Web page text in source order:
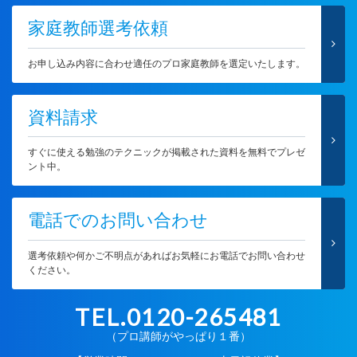
家庭教師選考依頼
お申し込み内容に合わせ適任のプロ家庭教師を選定いたします。
資料請求
すぐに使える勉強のテクニックが掲載された資料を無料でプレゼ
ント中。
電話でのお問い合わせ
選考依頼や何かご不明点があればお気軽にお電話でお問い合わせ
ください。
TEL.0120-265481
（プロ講師がやっぱり１番）